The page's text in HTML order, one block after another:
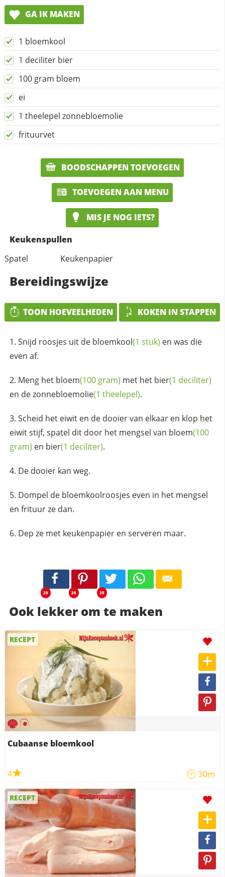
GA IK MAKEN
1 bloemkool
1 deciliter bier
100 gram bloem
ei
1 theelepel zonnebloemolie
frituurvet
BOODSCHAPPEN TOEVOEGEN
TOEVOEGEN AAN MENU
MIS JE NOG IETS?
Keukenspullen
Spatel
Keukenpapier
Bereidingswijze
TOON HOEVEELHEDEN KOKEN IN STAPPEN
Snijd roosjes uit de bloemkool(1 stuk) en was die
even af.
Meng het bloem(100 gram) met het bier(1 deciliter)
en dezonnebloemolie(1 theelepel).
Scheid het eiwit en de dooier van elkaar en klop het
eiwit stijf, spatel dit door het mengsel van bloem(100
gram) en bier(1 deciliter).
De dooier kan weg.
Dompel de bloemkoolroosjes even in het mengsel
en frituur ze dan.
Dep ze met keukenpapier en serveren maar.
25 25 25
Ook lekker om te maken
RECEPT
Cubaanse bloemkool
4 30m
RECEPT